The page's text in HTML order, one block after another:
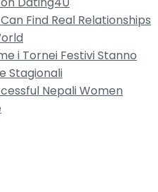
Find Real Relationships
i Tornei Festivi Stanno
Stagionali
Nepali Women